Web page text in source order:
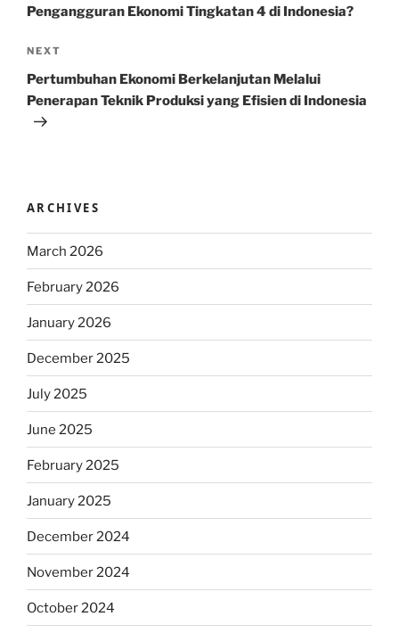
Pengangguran Ekonomi Tingkatan 4 di Indonesia?
Next
Post
NEXT
Pertumbuhan Ekonomi Berkelanjutan Melalui
Penerapan Teknik Produksi yang Efisien di Indonesia
ARCHIVES
March 2026
February 2026
January 2026
December 2025
July 2025
June 2025
February 2025
January 2025
December 2024
November 2024
October 2024